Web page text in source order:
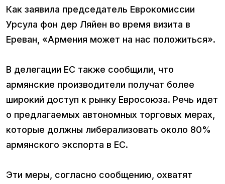
Как заявила председатель Еврокомиссии
Урсула фон дер Ляйен во время визита в
Ереван, «Армения может на нас положиться».
В делегации ЕС также сообщили, что
армянские производители получат более
широкий доступ к рынку Евросоюза. Речь идет
о предлагаемых автономных торговых мерах,
которые должны либерализовать около 80%
армянского экспорта в ЕС.
Эти меры, согласно сообщению, охватят